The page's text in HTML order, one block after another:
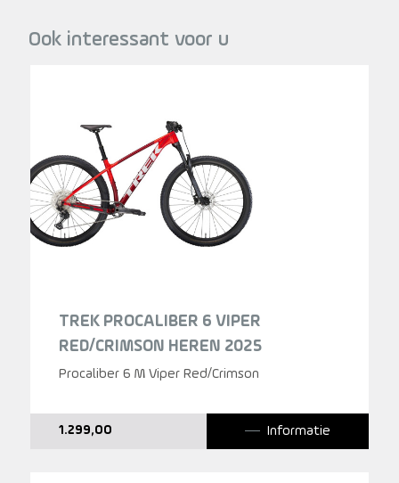
Ook interessant voor u
TREK PROCALIBER 6 VIPER
RED/CRIMSON HEREN 2025
Procaliber 6 M Viper Red/Crimson
1.299,00 Informatie